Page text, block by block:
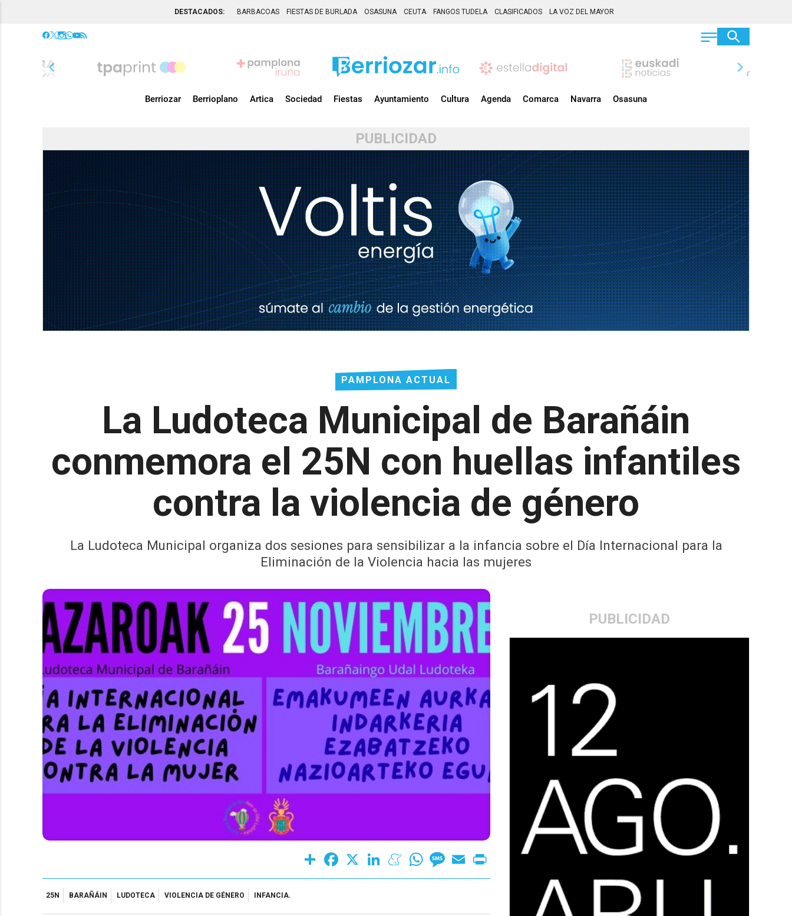
DESTACADOS: BARBACOAS FIESTAS DE BURLADA OSASUNA CEUTA FANGOS TUDELA CLASIFICADOS LA VOZ DEL MAYOR
chevron_left chevron_right
Berriozar Berrioplano Artica Sociedad Fiestas Ayuntamiento Cultura Agenda Comarca Navarra Osasuna
PUBLICIDAD
PAMPLONA ACTUAL
La Ludoteca Municipal de Barañáin
conmemora el 25N con huellas infantiles
contra la violencia de género
La Ludoteca Municipal organiza dos sesiones para sensibilizar a la infancia sobre el Día Internacional para la
Eliminación de la Violencia hacia las mujeres
PUBLICIDAD
Share Facebook LinkedInMeneameWhatsAppMessage
Email
25N BARAÑÁIN LUDOTECA VIOLENCIA DE GÉNERO INFANCIA.